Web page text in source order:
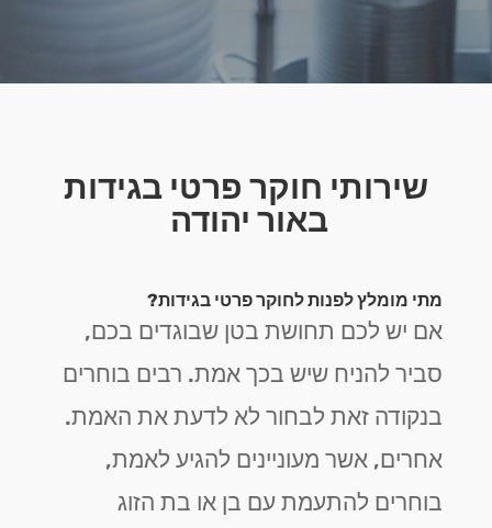
שירותי חוקר פרטי בגידות
באור יהודה
מתי מומלץ לפנות לחוקר פרטי בגידות?
אם יש לכם תחושת בטן שבוגדים בכם,
סביר להניח שיש בכך אמת. רבים בוחרים
בנקודה זאת לבחור לא לדעת את האמת.
אחרים, אשר מעוניינים להגיע לאמת,
בוחרים להתעמת עם בן או בת הזוג